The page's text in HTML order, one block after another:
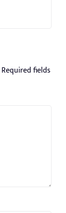
Required fields